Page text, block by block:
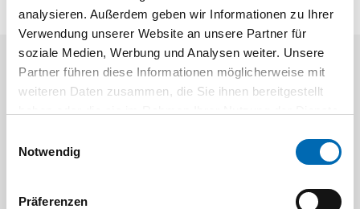
analysieren. Außerdem geben wir Informationen zu Ihrer
Verwendung unserer Website an unsere Partner für
soziale Medien, Werbung und Analysen weiter. Unsere
Partner führen diese Informationen möglicherweise mit
weiteren Daten zusammen, die Sie ihnen bereitgestellt
Notwendig
Präferenzen
Aktuelle Angebote